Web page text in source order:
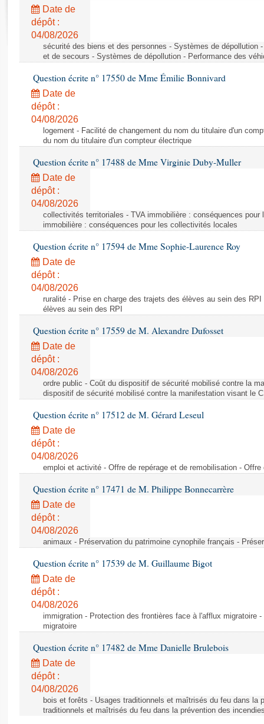
Rapports législatifs
Rapports sur l'application des lois
Baromètre de l’application des lois
Dossiers législatifs
Budget et sécurité sociale
Questions écrites et orales
Comptes rendus des débats
Date de
dépôt :
04/08/2026
sécurité des biens et des personnes - Systèmes de dépollution
et de secours - Systèmes de dépollution - Performance des
Question écrite n° 17550 de Mme Émilie Bonnivard
Date de
dépôt :
04/08/2026
logement - Facilité de changement du nom du titulaire d'un
du nom du titulaire d'un compteur électrique
Question écrite n° 17488 de Mme Virginie Duby-Muller
Date de
dépôt :
04/08/2026
collectivités territoriales - TVA immobilière : conséquences
immobilière : conséquences pour les collectivités locales
Question écrite n° 17594 de Mme Sophie-Laurence Roy
Date de
dépôt :
04/08/2026
ruralité - Prise en charge des trajets des élèves au sein des
élèves au sein des RPI
Question écrite n° 17559 de M. Alexandre Dufosset
Date de
dépôt :
04/08/2026
ordre public - Coût du dispositif de sécurité mobilisé contre la
dispositif de sécurité mobilisé contre la manifestation visant le
Question écrite n° 17512 de M. Gérard Leseul
Date de
dépôt :
04/08/2026
emploi et activité - Offre de repérage et de remobilisation -
Question écrite n° 17471 de M. Philippe Bonnecarrère
Date de
dépôt :
04/08/2026
animaux - Préservation du patrimoine cynophile français -
Question écrite n° 17539 de M. Guillaume Bigot
Date de
dépôt :
04/08/2026
immigration - Protection des frontières face à l'afflux migratoire
migratoire
Question écrite n° 17482 de Mme Danielle Brulebois
Date de
dépôt :
04/08/2026
bois et forêts - Usages traditionnels et maîtrisés du feu dans la
traditionnels et maîtrisés du feu dans la prévention des